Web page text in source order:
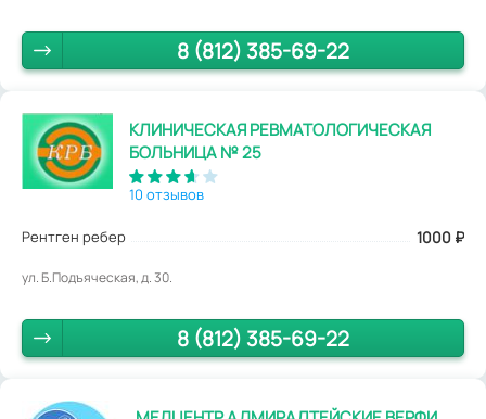
8 (812) 385-69-22
КЛИНИЧЕСКАЯ РЕВМАТОЛОГИЧЕСКАЯ
БОЛЬНИЦА № 25
10 отзывов
Рентген ребер 1000 ₽
ул. Б.Подъяческая, д. 30.
8 (812) 385-69-22